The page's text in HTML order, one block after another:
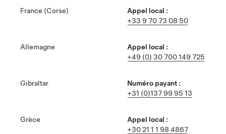
France (Corse)
Appel local :
+33 9 70 73 08 50
Allemagne
Appel local :
+49 (0) 30 700 149 725
Gibraltar
Numéro payant :
+31 (0)137 99 95 13
Grèce
Appel local :
+30 21 1 1 98 4867